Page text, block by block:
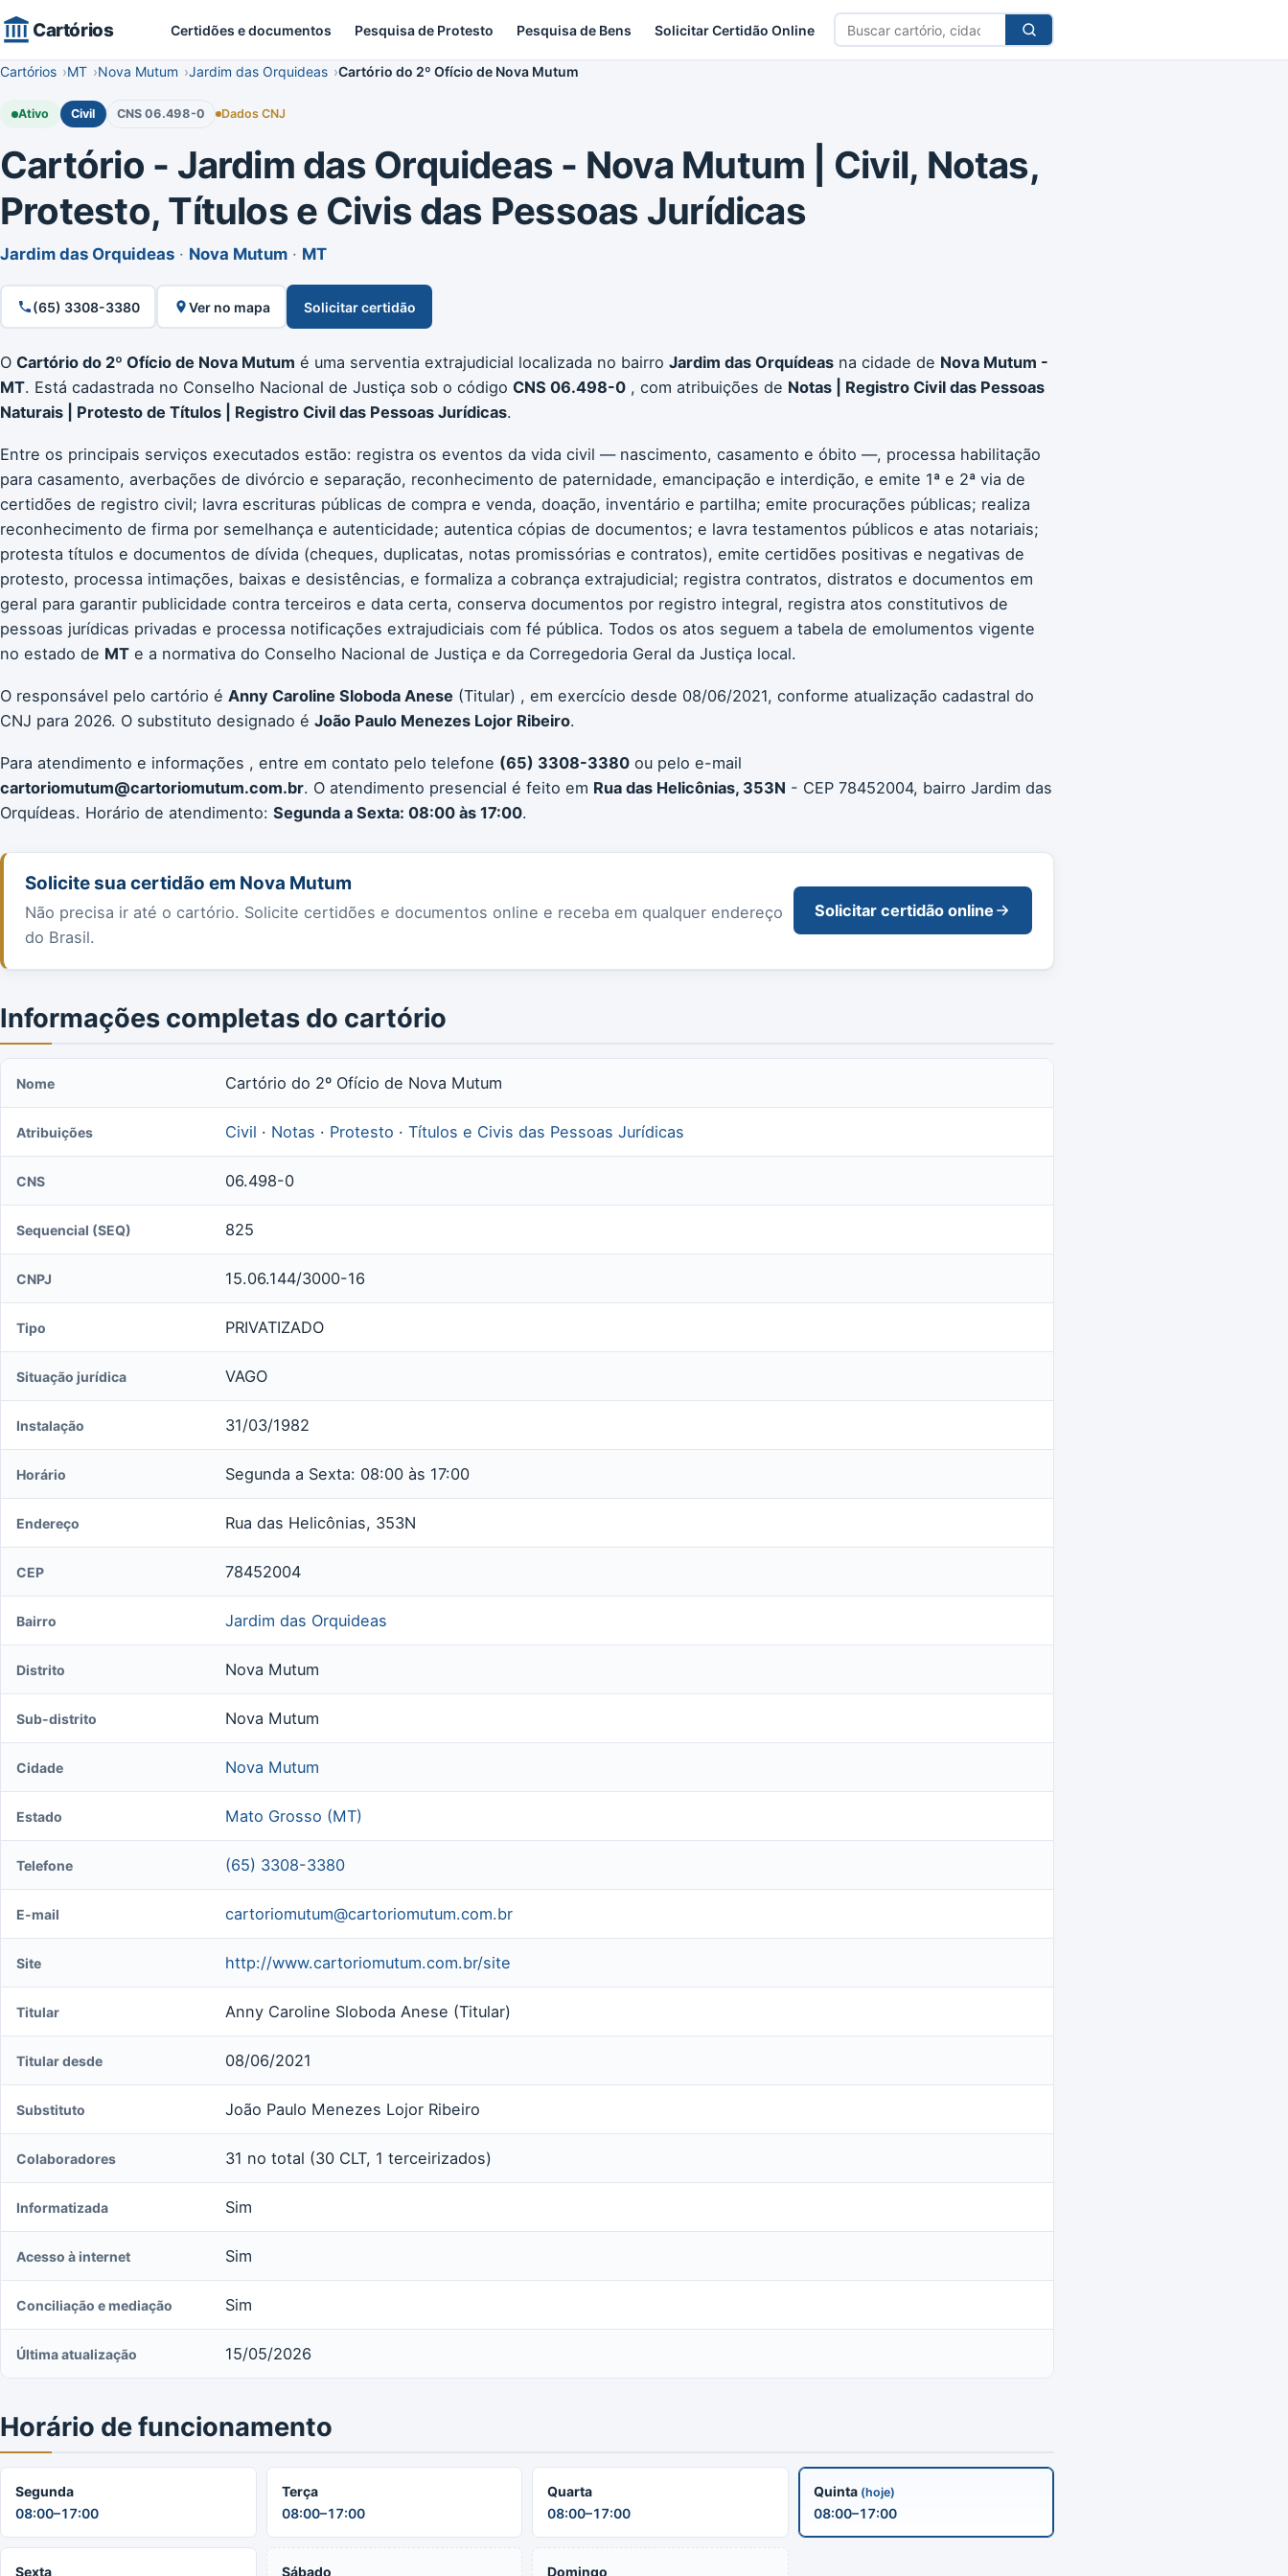
Cartórios Certidões e documentos Pesquisa de Protesto Pesquisa de Bens Solicitar Certidão Online
Buscar
cartório
Cartórios MT Nova Mutum Jardim das Orquideas Cartório do 2º Ofício de Nova Mutum
Ativo Civil CNS 06.498-0 Dados CNJ
Cartório - Jardim das Orquideas - Nova Mutum | Civil, Notas,
Protesto, Títulos e Civis das Pessoas Jurídicas
Jardim das Orquideas · Nova Mutum · MT
(65) 3308-3380 Ver no mapa Solicitar certidão
O Cartório do 2º Ofício de Nova Mutum é uma serventia extrajudicial localizada no bairro Jardim das Orquídeas na cidade de Nova Mutum -
MT. Está cadastrada no Conselho Nacional de Justiça sob o código CNS 06.498-0 , com atribuições de Notas | Registro Civil das Pessoas
Naturais | Protesto de Títulos | Registro Civil das Pessoas Jurídicas.
Entre os principais serviços executados estão: registra os eventos da vida civil — nascimento, casamento e óbito —, processa habilitação
para casamento, averbações de divórcio e separação, reconhecimento de paternidade, emancipação e interdição, e emite 1ª e 2ª via de
certidões de registro civil; lavra escrituras públicas de compra e venda, doação, inventário e partilha; emite procurações públicas; realiza
reconhecimento de firma por semelhança e autenticidade; autentica cópias de documentos; e lavra testamentos públicos e atas notariais;
protesta títulos e documentos de dívida (cheques, duplicatas, notas promissórias e contratos), emite certidões positivas e negativas de
protesto, processa intimações, baixas e desistências, e formaliza a cobrança extrajudicial; registra contratos, distratos e documentos em
geral para garantir publicidade contra terceiros e data certa, conserva documentos por registro integral, registra atos constitutivos de
pessoas jurídicas privadas e processa notificações extrajudiciais com fé pública. Todos os atos seguem a tabela de emolumentos vigente
no estado de MT e a normativa do Conselho Nacional de Justiça e da Corregedoria Geral da Justiça local.
O responsável pelo cartório é Anny Caroline Sloboda Anese (Titular) , em exercício desde 08/06/2021, conforme atualização cadastral do
CNJ para 2026. O substituto designado é João Paulo Menezes Lojor Ribeiro.
Para atendimento e informações , entre em contato pelo telefone (65) 3308-3380 ou pelo e-mail
cartoriomutum@cartoriomutum.com.br. O atendimento presencial é feito em Rua das Helicônias, 353N - CEP 78452004, bairro Jardim das
Orquídeas. Horário de atendimento: Segunda a Sexta: 08:00 às 17:00.
Solicite sua certidão em Nova Mutum
Não precisa ir até o cartório. Solicite certidões e documentos online e receba em qualquer endereço
do Brasil.
Solicitar certidão online
Informações completas do cartório
Nome Cartório do 2º Ofício de Nova Mutum
Atribuições Civil · Notas · Protesto · Títulos e Civis das Pessoas Jurídicas
CNS 06.498-0
Sequencial (SEQ) 825
CNPJ 15.06.144/3000-16
Tipo PRIVATIZADO
Situação jurídica VAGO
Instalação 31/03/1982
Horário Segunda a Sexta: 08:00 às 17:00
Endereço Rua das Helicônias, 353N
CEP 78452004
Bairro Jardim das Orquideas
Distrito Nova Mutum
Sub-distrito Nova Mutum
Cidade Nova Mutum
Estado Mato Grosso (MT)
Telefone (65) 3308-3380
E-mail cartoriomutum@cartoriomutum.com.br
Site http://www.cartoriomutum.com.br/site
Titular Anny Caroline Sloboda Anese (Titular)
Titular desde 08/06/2021
Substituto João Paulo Menezes Lojor Ribeiro
Colaboradores 31 no total (30 CLT, 1 terceirizados)
Informatizada Sim
Acesso à internet Sim
Conciliação e mediação Sim
Última atualização 15/05/2026
Horário de funcionamento
Segunda
08:00–17:00
Terça
08:00–17:00
Quarta
08:00–17:00
Quinta (hoje)
08:00–17:00
Sexta Sábado Domingo